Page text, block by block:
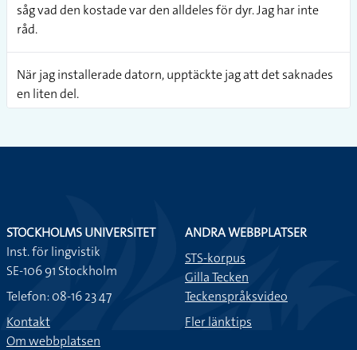
såg vad den kostade var den alldeles för dyr. Jag har inte
råd.
När jag installerade datorn, upptäckte jag att det saknades
en liten del.
Jag är så trött på mina möbler. Jag vill ha nya och såg i en
annons att det är rea på Mio.
Jag och min bror lekte kurragömma. När jag gömde mig
bakom en sten, fick han syn på mig när jag kikade fram.
STOCKHOLMS UNIVERSITET
Inst. för lingvistik
SE-106 91 Stockholm
Telefon: 08-16 23 47
Kontakt
Om webbplatsen
ANDRA WEBBPLATSER
STS-korpus
Gilla Tecken
Teckenspråksvideo
Fler länktips